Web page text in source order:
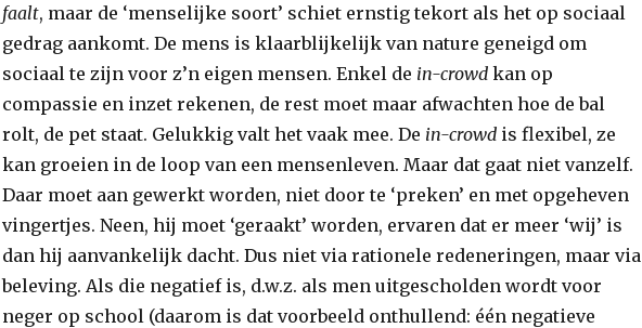
faalt, maar de ‘menselijke soort’ schiet ernstig tekort als het op sociaal
gedrag aankomt. De mens is klaarblijkelijk van nature geneigd om
sociaal te zijn voor z’n eigen mensen. Enkel de in-crowd kan op
compassie en inzet rekenen, de rest moet maar afwachten hoe de bal
rolt, de pet staat. Gelukkig valt het vaak mee. De in-crowd is flexibel, ze
kan groeien in de loop van een mensenleven. Maar dat gaat niet vanzelf.
Daar moet aan gewerkt worden, niet door te ‘preken’ en met opgeheven
vingertjes. Neen, hij moet ‘geraakt’ worden, ervaren dat er meer ‘wij’ is
dan hij aanvankelijk dacht. Dus niet via rationele redeneringen, maar via
beleving. Als die negatief is, d.w.z. als men uitgescholden wordt voor
neger op school (daarom is dat voorbeeld onthullend: één negatieve